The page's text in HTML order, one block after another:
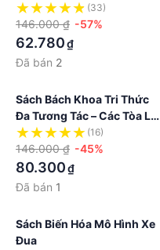
Cướp Biển
(33)
146.000 ₫ -57%
62.780₫
Đã bán 2
Sách Bách Khoa Tri Thức
Đa Tương Tác – Các Tòa Lâu
Đài
(16)
146.000 ₫ -45%
80.300₫
Đã bán 1
Sách Biến Hóa Mô Hình Xe
Đua